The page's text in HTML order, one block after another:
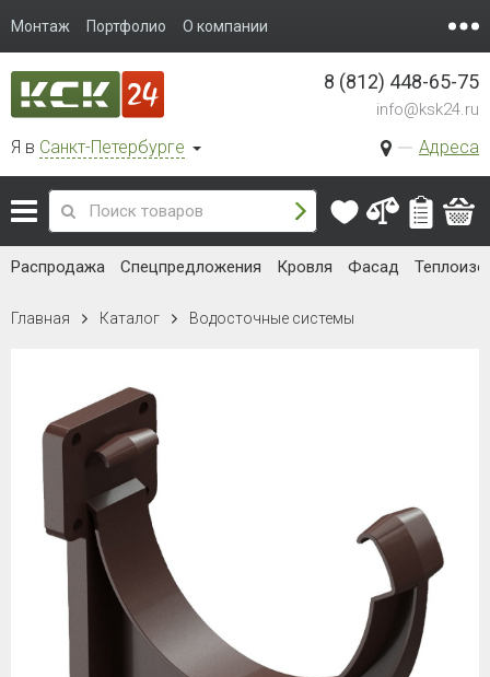
Монтаж Портфолио О компании
Я в Санкт-Петербурге Адреса
8 (812) 448-65-75
info@ksk24.ru
Распродажа Спецпредложения Кровля Фасад
Главная Каталог Водосточные системы